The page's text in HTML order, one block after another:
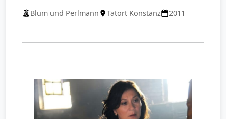
Blum und Perlmann Tatort Konstanz 2011